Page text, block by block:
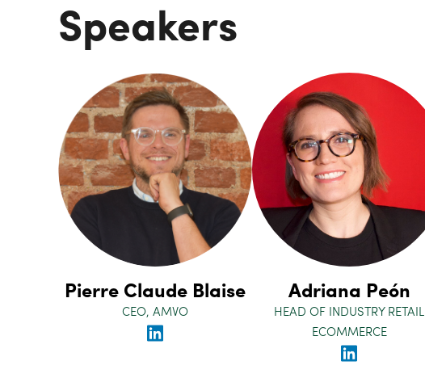
Speakers
Pierre Claude Blaise
CEO, AMVO
Adriana Peón
HEAD OF INDUSTRY RETAIL
ECOMMERCE